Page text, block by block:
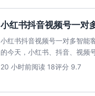
小红书抖音视频号一对
小红书抖音视频号一对多智能
的今天，小红书、抖音、视频
多平台运营带来的私...
20 小时前阅读 18评分 9.7